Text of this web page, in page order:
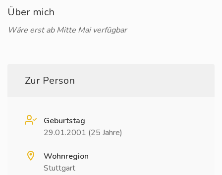
Über mich
Wäre erst ab Mitte Mai verfügbar
Zur Person
Geburtstag
29.01.2001 (25 Jahre)
Wohnregion
Stuttgart